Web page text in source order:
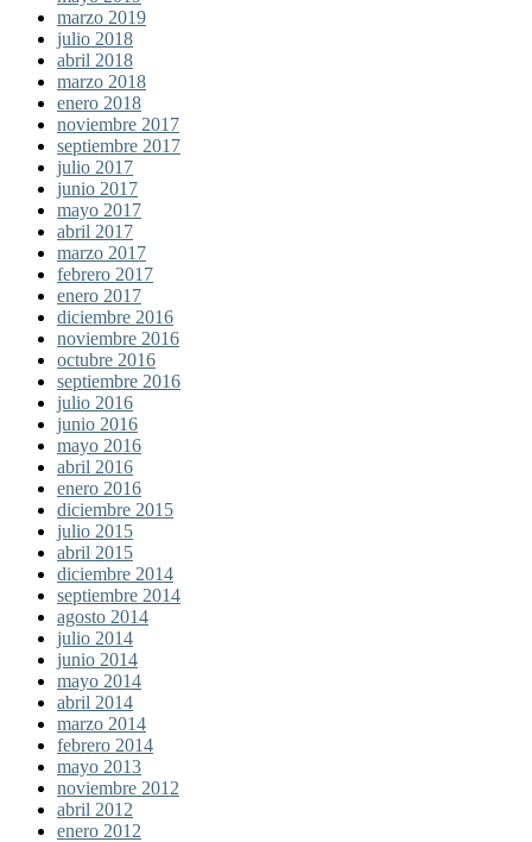
marzo 2019
julio 2018
abril 2018
marzo 2018
enero 2018
noviembre 2017
septiembre 2017
julio 2017
junio 2017
mayo 2017
abril 2017
marzo 2017
febrero 2017
enero 2017
diciembre 2016
noviembre 2016
octubre 2016
septiembre 2016
julio 2016
junio 2016
mayo 2016
abril 2016
enero 2016
diciembre 2015
julio 2015
abril 2015
diciembre 2014
septiembre 2014
agosto 2014
julio 2014
junio 2014
mayo 2014
abril 2014
marzo 2014
febrero 2014
mayo 2013
noviembre 2012
abril 2012
enero 2012